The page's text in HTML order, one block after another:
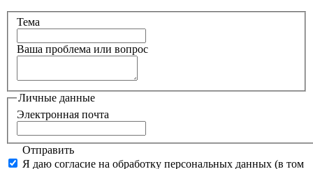
Тема
Ваша проблема или вопрос
Личные данные
Электронная почта
Отправить
Я даю согласие на обработку персональных данных (в том